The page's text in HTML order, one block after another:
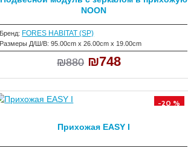
Бренд: FORES HABITAT (SP)
Размеры Д/Ш/В: 95.00cm x 26.00cm x 19.00cm
NOON
₪880 ₪748
-20 %
Прихожая EASY I